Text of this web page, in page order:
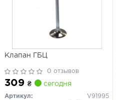
Клапан ГБЦ
0 отзывов
309 ₴ сегодня
Артикул:
V91995